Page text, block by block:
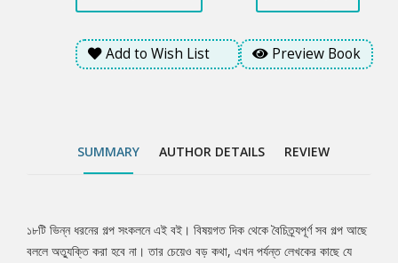
Add to Wish List Preview Book
SUMMARY AUTHOR DETAILS REVIEW
Tab
১৮টি ভিন্ন ধরনের গল্প সংকলনে এই বই। বিষয়গত দিক থেকে বৈচিত্র্যপূর্ণ সব গল্প আছে
বললে অত্যুক্তি করা হবে না। তার চেয়েও বড় কথা, এখন পর্যন্ত লেখকের কাছে যে